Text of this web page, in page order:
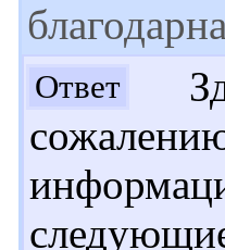
Ответ